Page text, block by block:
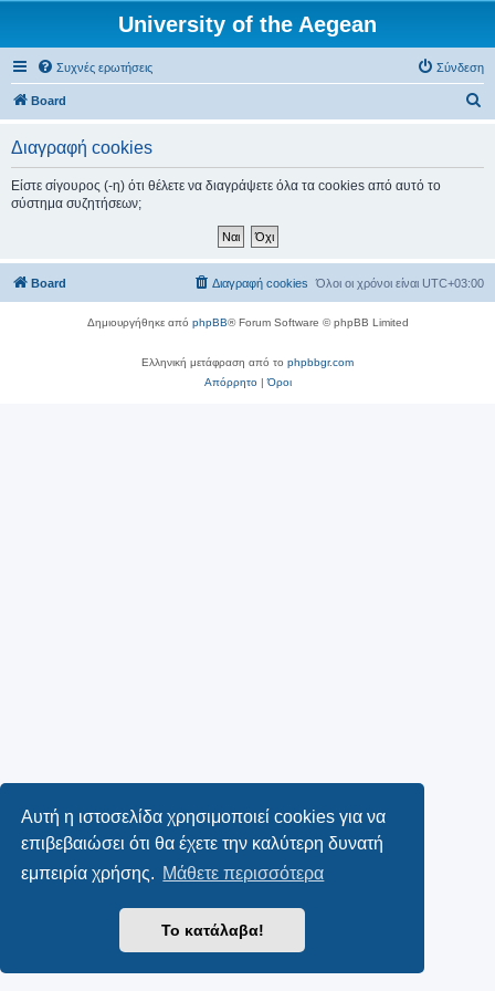
Αυτή η ιστοσελίδα χρησιμοποιεί cookies για να
επιβεβαιώσει ότι θα έχετε την καλύτερη δυνατή
εμπειρία χρήσης. Μάθετε περισσότερα
Το κατάλαβα!
University of the Aegean
Συχνές ερωτήσεις Σύνδεση
Board
σ
Διαγραφή cookies
Είστε σίγουρος (-η) ότι θέλετε να διαγράψετε όλα τα cookies από αυτό το
σύστημα συζητήσεων;
Board Όλοι οι χρόνοι είναι UTC+03:00
Διαγραφή cookies
Δημιουργήθηκε από phpBB® Forum Software © phpBB Limited
Ελληνική μετάφραση από το phpbbgr.com
Απόρρητο|Όροι